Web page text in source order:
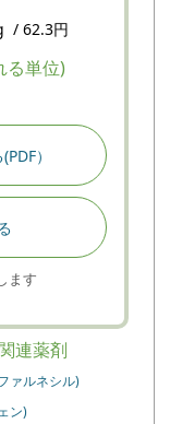
/ 62.3円
る単位)
）
ます
連薬剤
ァルネシル)
ン)